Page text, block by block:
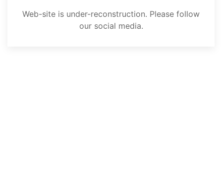
Web-site is under-reconstruction. Please follow
our social media.